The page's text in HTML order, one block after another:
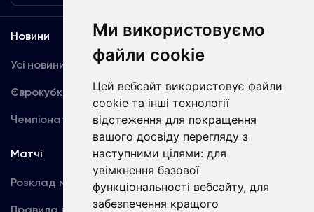
Ми використовуємо
файли cookie
Цей вебсайт використовує файли
cookie та інші технології
відстеження для покращення
вашого досвіду перегляду з
наступними цілями: для
увімкнення базової
функціональності вебсайту, для
забезпечення кращого
Новини
Усі новини
Єврокубки
Чемпіонат України
Медіа
Динамо TV
Фотогалерея
Акредитація
Матчі
Розклад матчів
Правила поведінки
Команда
Перша команда
U19